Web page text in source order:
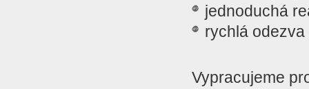
jednoduchá
rychlá odezva
Vypracujeme